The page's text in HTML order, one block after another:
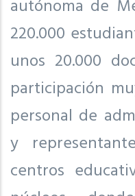
autónoma de
220.000
unos 20.000
participación
personal de
y
centros